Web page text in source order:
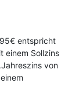
entspricht
einem Sollzins
von